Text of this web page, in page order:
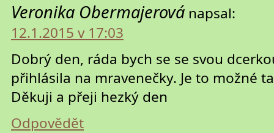
Veronika Obermajerová napsal:
12.1.2015 v 17:03
Dobrý den, ráda bych se se svou
přihlásila na mravenečky. Je to možné
Děkuji a přeji hezký den
Odpovědět